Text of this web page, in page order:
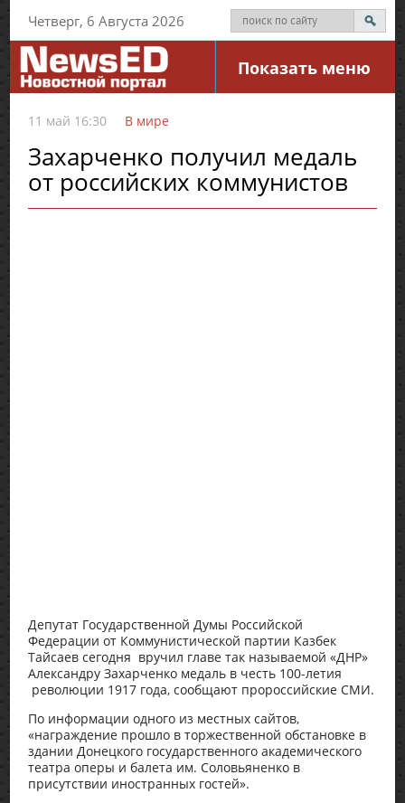
Четверг, 6 Августа 2026
Показать меню
11 май 16:30 В мире
Захарченко получил медаль
от российских коммунистов
Депутат Государственной Думы Российской
Федерации от Коммунистической партии Казбек
Тайсаев сегодня вручил главе так называемой «ДНР»
Александру Захарченко медаль в честь 100-летия
революции 1917 года, сообщают пророссийские СМИ.
По информации одного из местных сайтов,
«награждение прошло в торжественной обстановке в
здании Донецкого государственного академического
театра оперы и балета им. Соловьяненко в
присутствии иностранных гостей».